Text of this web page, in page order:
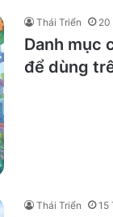
Thái Triển 20
Danh mục
để dùng
Thái Triển 15